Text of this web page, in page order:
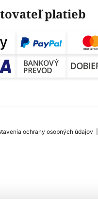
platieb
ochrany osobných údajov